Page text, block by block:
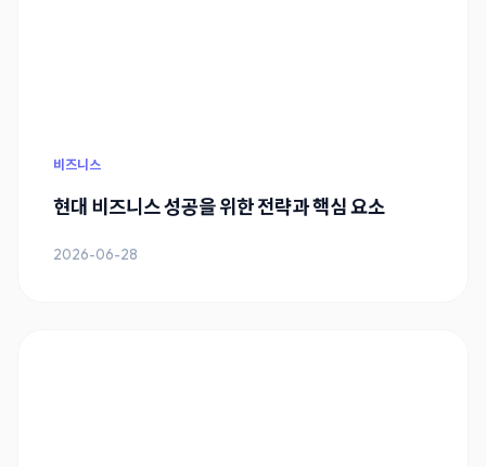
비즈니스
현대 비즈니스 성공을 위한 전략과 핵심 요소
2026-06-28